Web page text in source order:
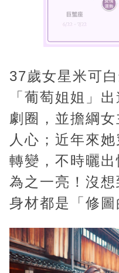
37歲女星米可
「葡萄姐姐」
劇圈，並擔綱
人心；近年來
轉變，不時曬
為之一亮！沒
身材都是「修圖